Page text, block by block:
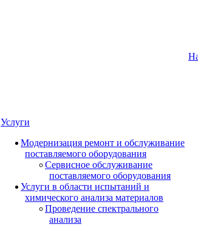
Услуги
Модернизация ремонт и обслуживание
поставляемого оборудования
Сервисное обслуживание
поставляемого оборудования
Услуги в области испытаний и
химического анализа материалов
Проведение спектрального
анализа